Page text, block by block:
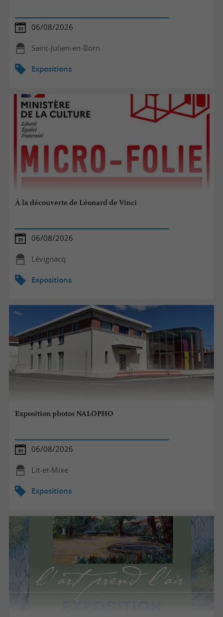
06/08/2026
Saint-Julien-en-Born
Expositions
À la découverte de Léonard de Vinci
06/08/2026
Lévignacq
Expositions
Exposition photos NALOPHO
06/08/2026
Lit-et-Mixe
Expositions